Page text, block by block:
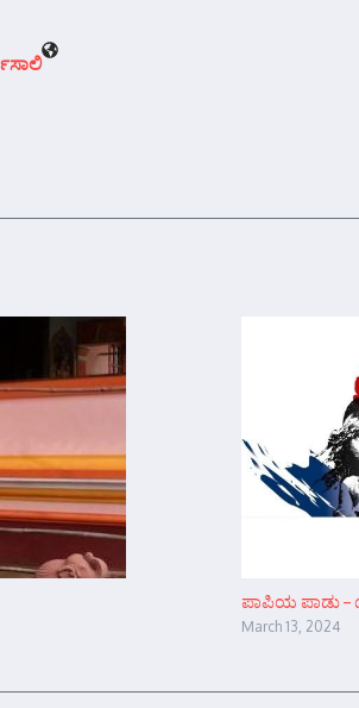
ಪಾಪಿಯ ಪಾಡು –
March 13, 2024